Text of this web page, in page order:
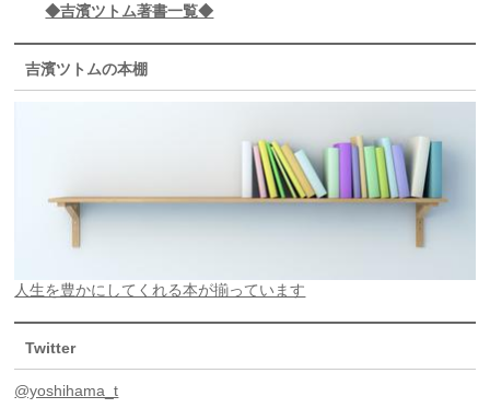
◆吉濱ツトム著書一覧◆
吉濱ツトムの本棚
人生を豊かにしてくれる本が揃っています
Twitter
@yoshihama_t